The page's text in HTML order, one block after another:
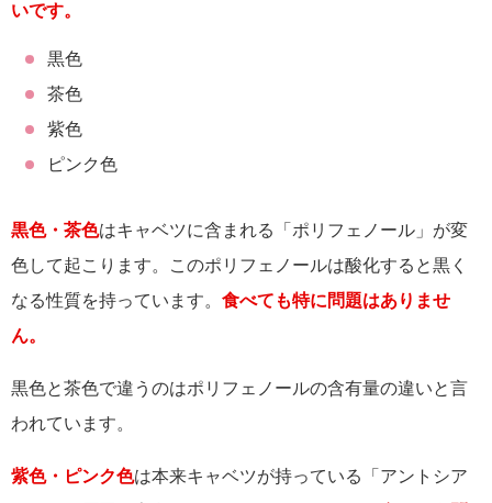
いです。
黒色
茶色
紫色
ピンク色
黒色・茶色はキャベツに含まれる「ポリフェノール」が変
色して起こります。
このポリフェノールは酸化すると黒く
なる性質を持っています。 食べても特に問題はありませ
ん。
黒色と茶色で違うのはポリフェノールの含有量の違いと言
われています。
紫色・ピンク色は本来キャベツが持っている「アントシア